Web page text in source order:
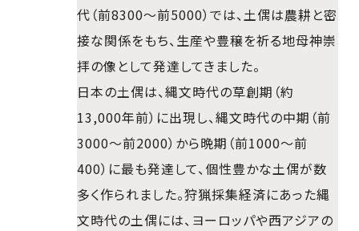
代（前8300～前5000）では、土偶は農耕と密
接な関係をもち、生産や豊穣を祈る地母神崇
拝の像として発達してきました。
日本の土偶は、縄文時代の草創期（約
13,000年前）に出現し、縄文時代の中期（前
3000～前2000）から晩期（前1000～前
400）に最も発達して、個性豊かな土偶が数
多く作られました。狩猟採集経済にあった縄
文時代の土偶には、ヨーロッパや西アジアの